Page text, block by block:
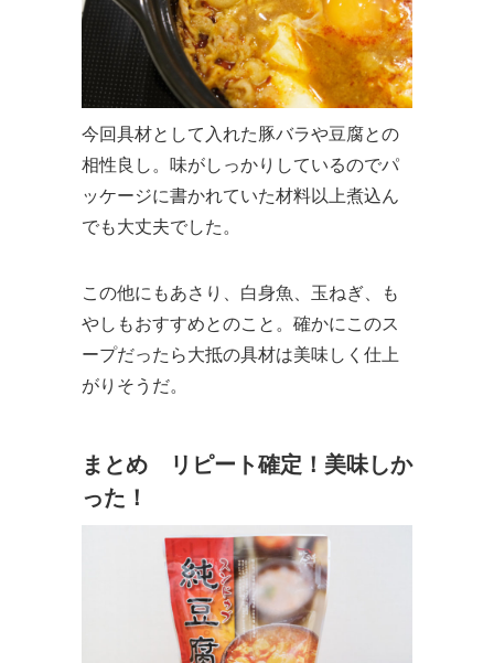
今回具材として入れた豚バラや豆腐との
相性良し。味がしっかりしているのでパ
ッケージに書かれていた材料以上煮込ん
でも大丈夫でした。
この他にもあさり、白身魚、玉ねぎ、も
やしもおすすめとのこと。確かにこのス
ープだったら大抵の具材は美味しく仕上
がりそうだ。
まとめ リピート確定！美味しか
った！